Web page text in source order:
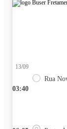
03:40
13/09
Rua